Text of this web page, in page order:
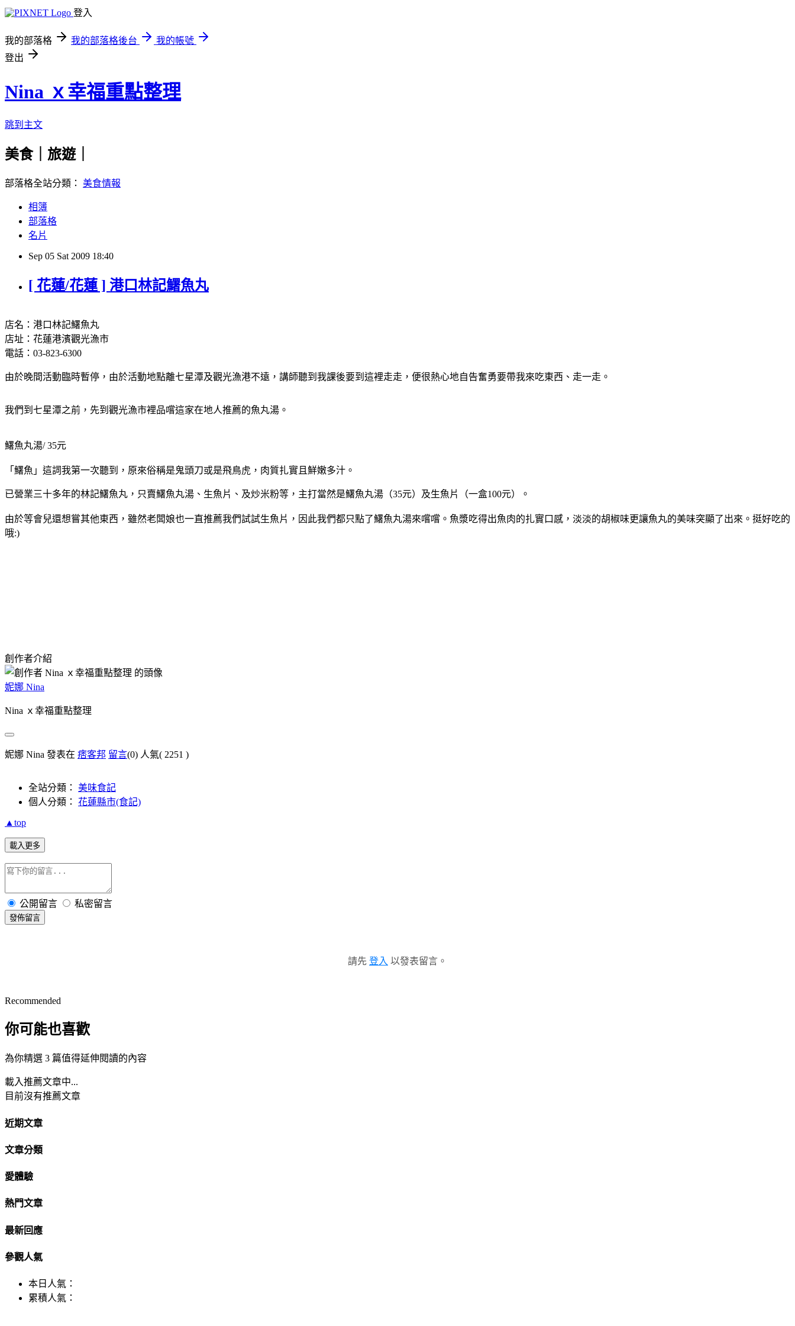
登入
我的部落格 我的部落格後台
我的帳號
登出
Nina ｘ幸福重點整理
跳到主文
美食｜旅遊｜
部落格全站分類： 美食情報
相簿
部落格
名片
Sep 05 Sat 2009 18:40
[ 花蓮/花蓮 ] 港口林記鱰魚丸
店名：港口林記鱰魚丸
店址：花蓮港濱觀光漁市
電話：03-823-6300
由於晚間活動臨時暫停，由於活動地點離七星潭及觀光漁港不遠，講師聽到我課後要到這裡走走，便很熱心地自告奮勇要帶我來吃東西、走一走。
我們到七星潭之前，先到觀光漁市裡品嚐這家在地人推薦的魚丸湯。
鱰魚丸湯/ 35元
「鱰魚」這詞我第一次聽到，原來俗稱是鬼頭刀或是飛鳥虎，肉質扎實且鮮嫩多汁。
已營業三十多年的林記鱰魚丸，只賣鱰魚丸湯、生魚片、及炒米粉等，主打當然是鱰魚丸湯（35元）及生魚片（一盒100元）。
由於等會兒還想嘗其他東西，雖然老闆娘也一直推薦我們試試生魚片，因此我們都只點了鱰魚丸湯來嚐嚐。魚漿吃得出魚肉的扎實口感，淡淡的胡椒味更讓魚丸的美味突顯了出來。挺好吃的
哦:)
創作者介紹
妮娜 Nina
Nina ｘ幸福重點整理
妮娜 Nina 發表在 痞客邦 留言(0) 人氣( 2251 )
全站分類： 美味食記
個人分類： 花蓮縣市(食記)
▲top
載入更多
公開留言 私密留言
發佈留言
請先 登入 以發表留言。
Recommended
你可能也喜歡
為你精選 3 篇值得延伸閱讀的內容
載入推薦文章中...
目前沒有推薦文章
近期文章
文章分類
愛體驗
熱門文章
最新回應
參觀人氣
本日人氣：
累積人氣：